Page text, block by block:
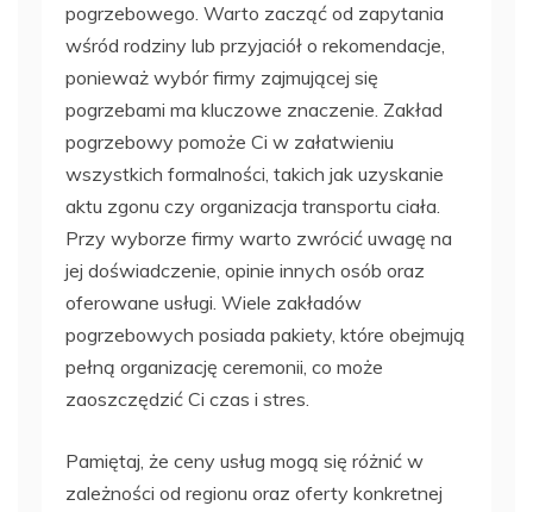
pogrzebowego. Warto zacząć od zapytania
wśród rodziny lub przyjaciół o rekomendacje,
ponieważ wybór firmy zajmującej się
pogrzebami ma kluczowe znaczenie. Zakład
pogrzebowy pomoże Ci w załatwieniu
wszystkich formalności, takich jak uzyskanie
aktu zgonu czy organizacja transportu ciała.
Przy wyborze firmy warto zwrócić uwagę na
jej doświadczenie, opinie innych osób oraz
oferowane usługi. Wiele zakładów
pogrzebowych posiada pakiety, które obejmują
pełną organizację ceremonii, co może
zaoszczędzić Ci czas i stres.
Pamiętaj, że ceny usług mogą się różnić w
zależności od regionu oraz oferty konkretnej